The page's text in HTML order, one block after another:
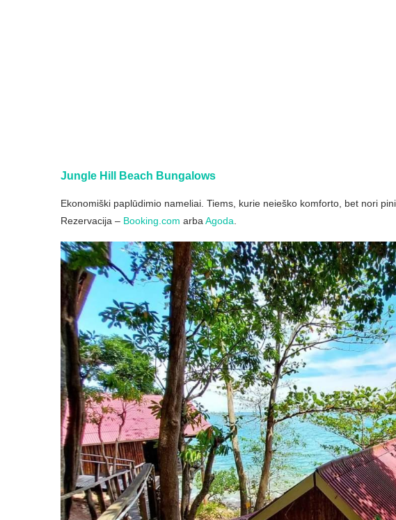
Jungle Hill Beach Bungalows
Ekonomiški paplūdimio nameliai. Tiems, kurie neieško komforto, bet nori
Rezervacija – Booking.com arbaAgoda.